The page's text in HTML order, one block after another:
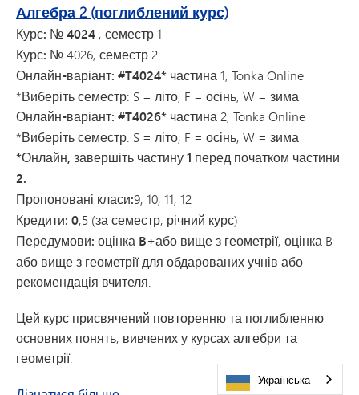
Алгебра 2 (поглиблений курс)
Курс: № 4024 , семестр 1
Курс: № 4026, семестр 2
Онлайн-варіант: #T4024* частина 1, Tonka Online
*Виберіть семестр: S = літо, F = осінь, W = зима
Онлайн-варіант: #T4026* частина 2, Tonka Online
*Виберіть семестр: S = літо, F = осінь, W = зима
*Онлайн, завершіть частину 1 перед початком частини
2.
Пропоновані класи:9, 10, 11, 12
Кредити: 0,5 (за семестр, річний курс)
Передумови: оцінка B+або вище з геометрії, оцінка B
або вище з геометрії для обдарованих учнів або
рекомендація вчителя.
Цей курс присвячений повторенню та поглибленню
основних понять, вивчених у курсах алгебри та
геометрії.
Українська